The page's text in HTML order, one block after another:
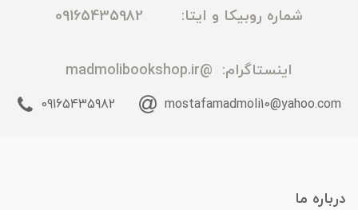
شماره روبیکا و ایتا: 09165435982
اینستاگرام: @madmolibookshop.ir
mostafamadmoli10@yahoo.com
09165435982
درباره ما